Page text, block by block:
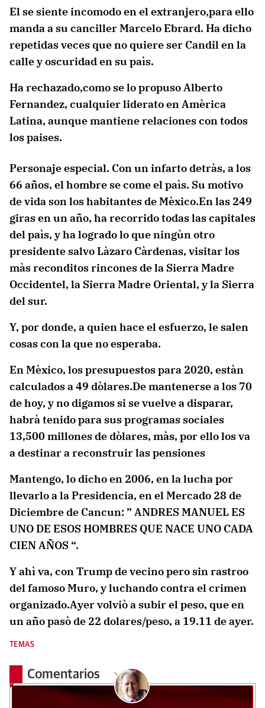
El se siente incomodo en el extranjero,para ello
manda a su canciller Marcelo Ebrard. Ha dicho
repetidas veces que no quiere ser Candil en la
calle y oscuridad en su paìs.
Ha rechazado,como se lo propuso Alberto
Fernandez, cualquier liderato en Amèrica
Latina, aunque mantiene relaciones con todos
los paises.
Personaje especial. Con un infarto detràs, a los
66 años, el hombre se come el paìs. Su motivo
de vida son los habitantes de Mèxico.En las 249
giras en un año, ha recorrido todas las capitales
del paìs, y ha logrado lo que ningùn otro
presidente salvo Làzaro Càrdenas, visitar los
màs reconditos rincones de la Sierra Madre
Occidentel, la Sierra Madre Oriental, y la Sierra
del sur.
Y, por donde, a quien hace el esfuerzo, le salen
cosas con la que no esperaba.
En Mèxico, los presupuestos para 2020, estàn
calculados a 49 dòlares.De mantenerse a los 70
de hoy, y no digamos si se vuelve a disparar,
habrà tenido para sus programas sociales
13,500 millones de dòlares, màs, por ello los va
a destinar a reconstruir las pensiones
Mantengo, lo dicho en 2006, en la lucha por
llevarlo a la Presidencia, en el Mercado 28 de
Diciembre de Cancun: ” ANDRES MANUEL ES
UNO DE ESOS HOMBRES QUE NACE UNO CADA
CIEN AÑOS “.
Y ahì va, con Trump de vecino pero sin rastroo
del famoso Muro, y luchando contra el crimen
organizado.Ayer volviò a subir el peso, que en
un año pasò de 22 dolares/peso, a 19.11 de ayer.
TEMAS
Comentarios